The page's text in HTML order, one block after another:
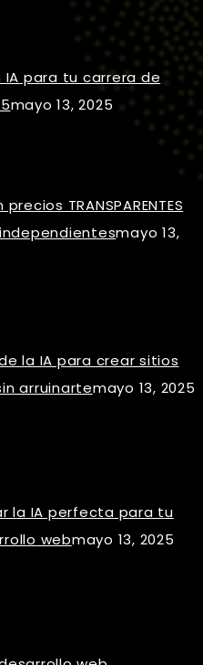
IA para tu carrera de
mayo 13, 2025
TRANSPARENTES
mayo 13,
la IA para crear sitios
arruinartemayo 13, 2025
la IA perfecta para tu
webmayo 13, 2025